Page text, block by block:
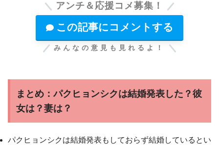
アンチ＆応援コメ募集！
この記事にコメントする
みんなの意見も見れるよ！
まとめ：パクヒョンシクは結婚発表した？彼
女は？妻は？
パクヒョンシクは結婚発表もしておらず結婚しているとい